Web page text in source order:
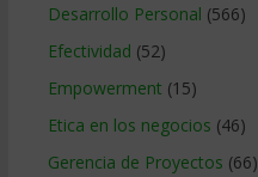
Desarrollo Personal (566)
Efectividad (52)
Empowerment (15)
Etica en los negocios (46)
Gerencia de Proyectos (66)